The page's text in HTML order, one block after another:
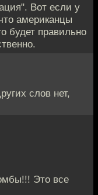
Вот если у
американцы
будет правильно
слов нет,
Это все